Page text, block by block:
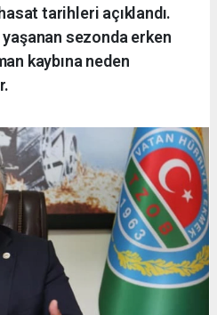
hasat tarihleri açıklandı.
sezonda erken
kaybına neden